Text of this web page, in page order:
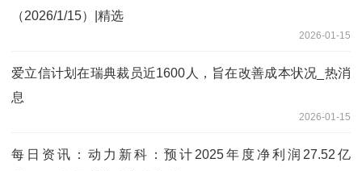
（2026/1/15）|精选
2026-01-15
爱立信计划在瑞典裁员近1600人，旨在改善成本状况_热消
息
2026-01-15
每日资讯：动力新科：预计2025年度净利润27.52亿